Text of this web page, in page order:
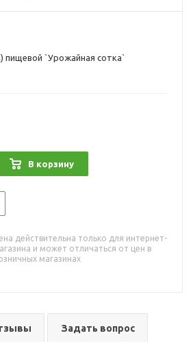
пищевой `Урожайная сотка`
В корзину
действительна только для интернет-
и может отличаться от цен в
магазинах
Задать вопрос